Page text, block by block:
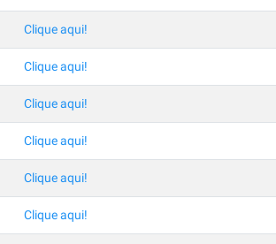
Clique aqui!
Clique aqui!
Clique aqui!
Clique aqui!
Clique aqui!
Clique aqui!